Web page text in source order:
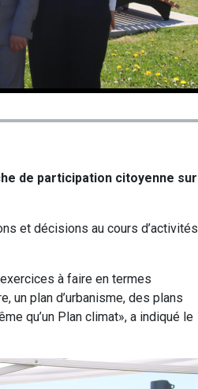
de participation citoyenne sur
et décisions au cours d’activités
à faire en termes
un plan d’urbanisme, des plans
qu’un Plan climat», a indiqué le